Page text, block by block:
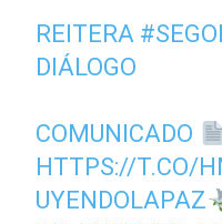
REITERA
DIÁLOGO
COMUNICADO
HTTPS://T.CO/
UYENDOLAPAZ